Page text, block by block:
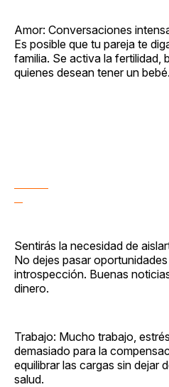
Amor: Conversaciones
Es posible que tu pareja te
familia. Se activa la fertilidad,
quienes desean tener un bebé.
Sentirás la necesidad de
No dejes pasar
introspección. Buenas
dinero.
Trabajo: Mucho trabajo,
demasiado para la
equilibrar las cargas sin dejar
salud.